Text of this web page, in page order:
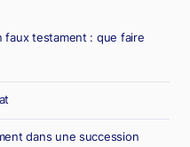
faux testament : que faire
dans une succession